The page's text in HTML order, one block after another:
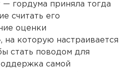
— гордума приняла тогда
считать его
оценки
на которую настраивается
стать поводом для
самой